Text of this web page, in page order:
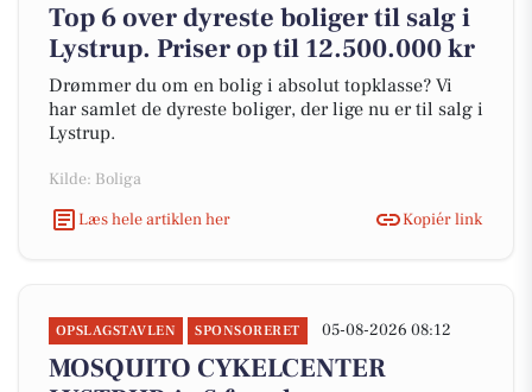
Top 6 over dyreste boliger til salg i
Lystrup. Priser op til 12.500.000 kr
Drømmer du om en bolig i absolut topklasse? Vi
har samlet de dyreste boliger, der lige nu er til salg i
Lystrup.
Kilde: Boliga
Læs hele artiklen her
Kopiér link
OPSLAGSTAVLEN SPONSORERET 05-08-2026 08:12
MOSQUITO CYKELCENTER